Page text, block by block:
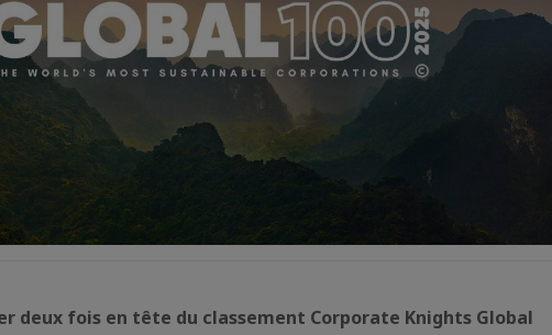
deux fois en tête du classement Corporate Knights Global